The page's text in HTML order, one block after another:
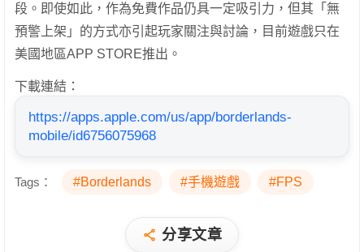
段。即使如此，作為免費作品仍具一定吸引力，但其「無
預警上架」的方式亦引起玩家關注與討論，目前遊戲只在
美國地區APP STORE推出。
下載連結：
https://apps.apple.com/us/app/borderlands-
mobile/id6756075968
Tags： #Borderlands #手機遊戲 #FPS
分享文章